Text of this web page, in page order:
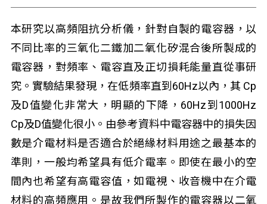
本研究以高頻阻抗分析儀，針對自製的電容器，以
不同比率的三氧化二鐵加二氧化矽混合後所製成的
電容器，對頻率、電容直及正切損耗能量直從事研
究。實驗結果發現，在低頻率直到60Hz以內，其 Cp
及D值變化非常大，明顯的下降，60Hz到1000Hz
Cp及D值變化很小。由參考資料中電容器中的損失因
數是介電材料是否適合於絕緣材料用途之最基本的
準則，一般均希望具有低介電率。即使在最小的空
間內也希望有高電容值，如電視、收音機中在介電
材料的高頻應用。是故我們所製作的電容器以二氧